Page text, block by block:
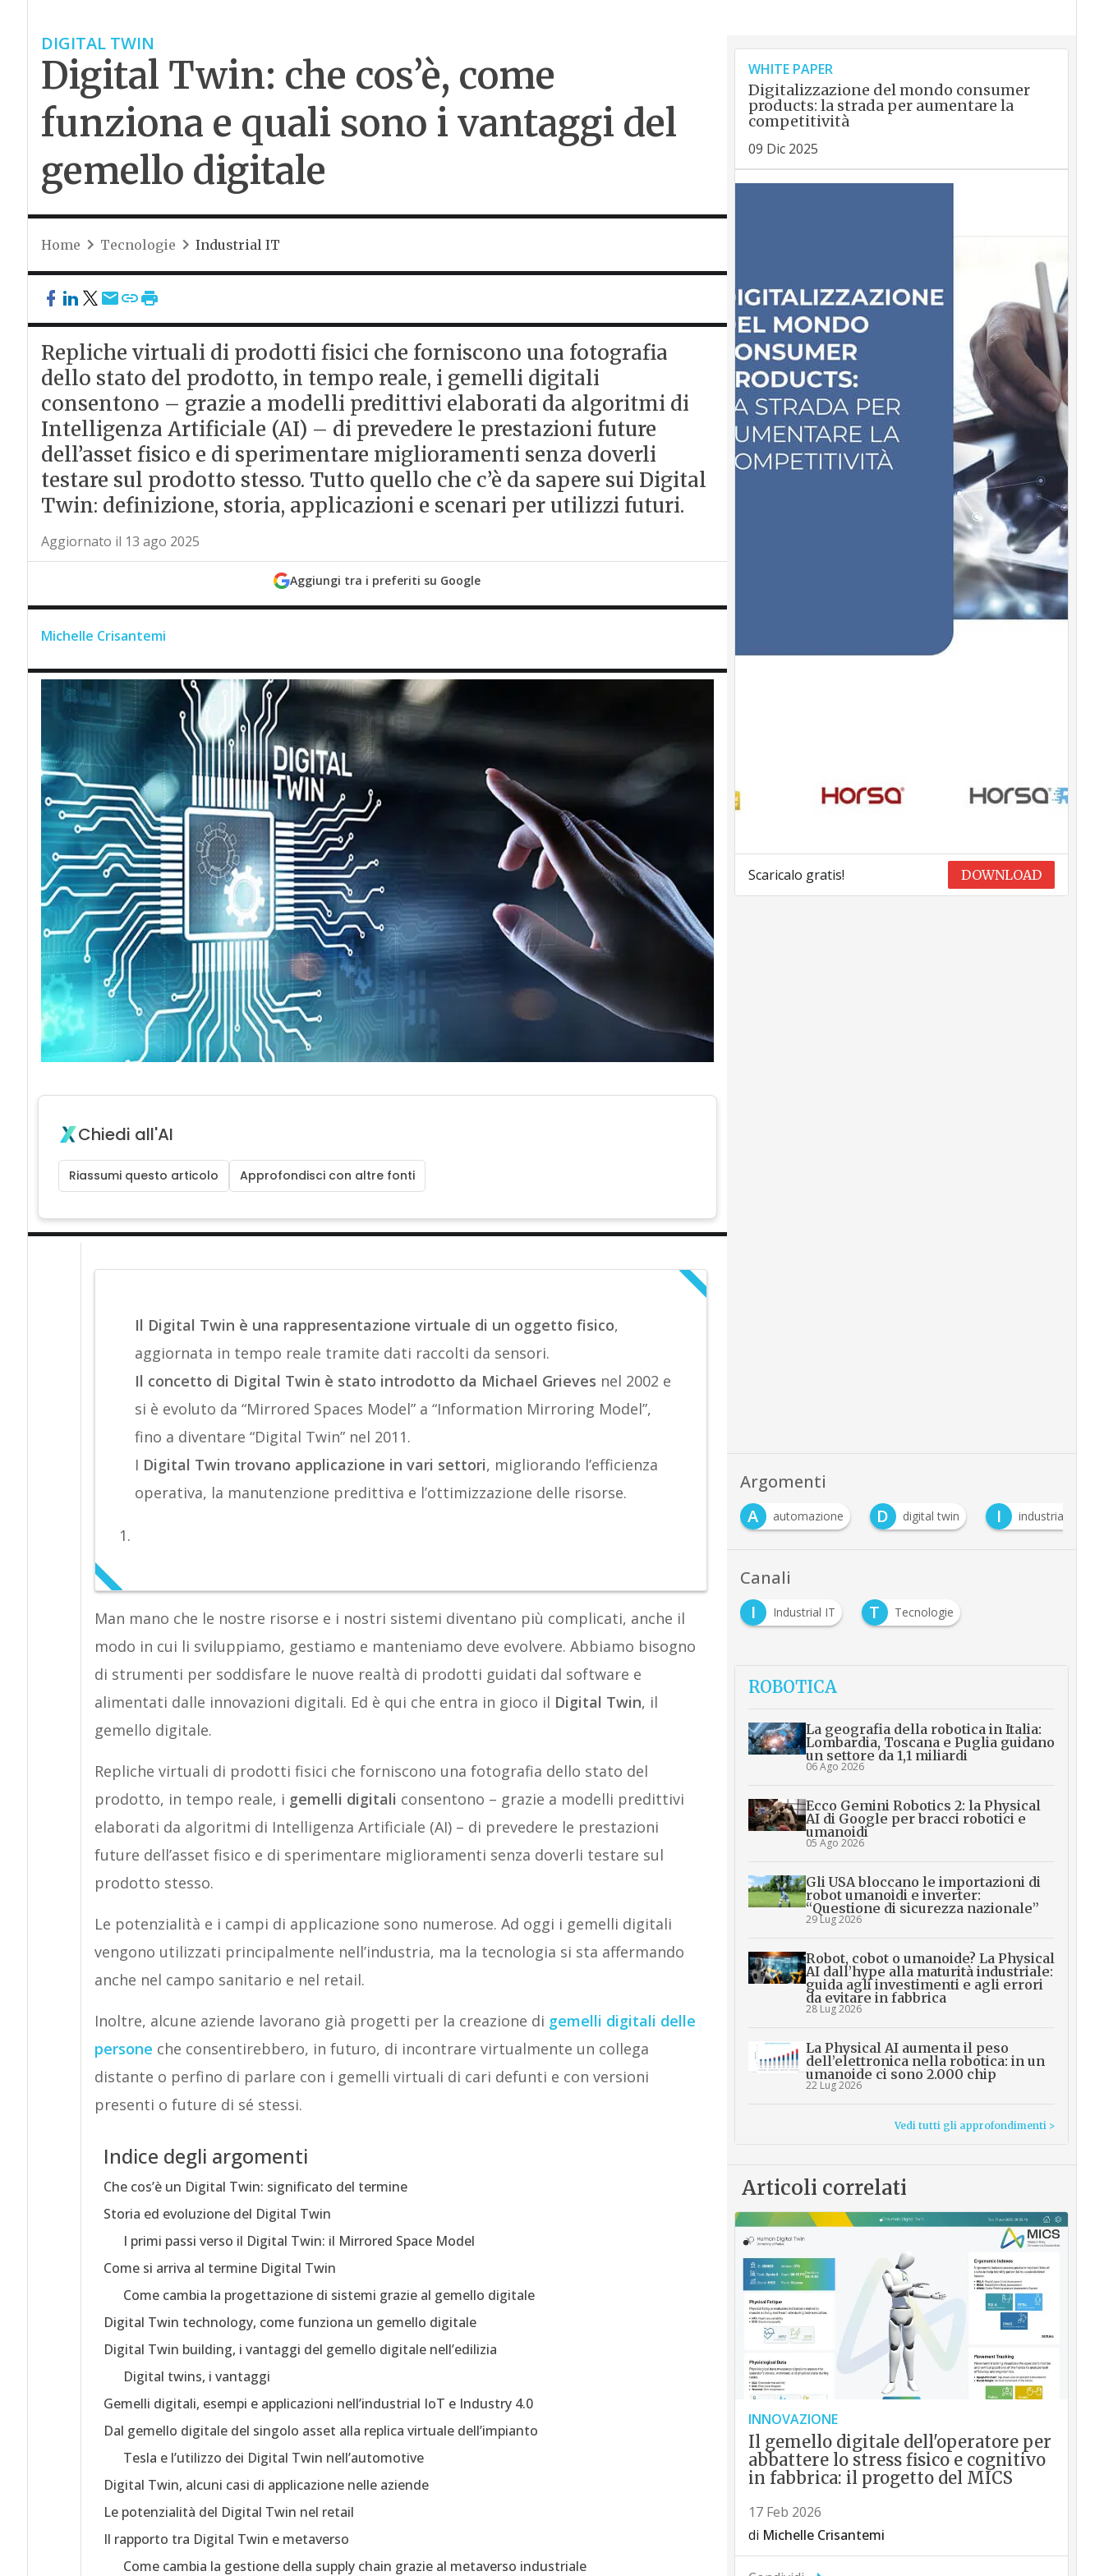
DIGITAL TWIN
Digital Twin: che cos’è, come
funziona e quali sono i vantaggi del
gemello digitale
Home Tecnologie Industrial IT
Repliche virtuali di prodotti fisici che forniscono una fotografia
dello stato del prodotto, in tempo reale, i gemelli digitali
consentono – grazie a modelli predittivi elaborati da algoritmi di
Intelligenza Artificiale (AI) – di prevedere le prestazioni future
dell’asset fisico e di sperimentare miglioramenti senza doverli
testare sul prodotto stesso. Tutto quello che c’è da sapere sui Digital
Twin: definizione, storia, applicazioni e scenari per utilizzi futuri.
Aggiornato il 13 ago 2025
Aggiungi tra i preferiti su Google
Michelle Crisantemi
Chiedi all'AI
Riassumi questo articolo Approfondisci con altre fonti
Il Digital Twin è una rappresentazione virtuale di un oggetto fisico,
aggiornata in tempo reale tramite dati raccolti da sensori.
Il concetto di Digital Twin è stato introdotto da Michael Grieves nel 2002 e
si è evoluto da “Mirrored Spaces Model” a “Information Mirroring Model”,
fino a diventare “Digital Twin” nel 2011.
I Digital Twin trovano applicazione in vari settori, migliorando l’efficienza
operativa, la manutenzione predittiva e l’ottimizzazione delle risorse.
Man mano che le nostre risorse e i nostri sistemi diventano più complicati, anche il
modo in cui li sviluppiamo, gestiamo e manteniamo deve evolvere. Abbiamo bisogno
di strumenti per soddisfare le nuove realtà di prodotti guidati dal software e
alimentati dalle innovazioni digitali. Ed è qui che entra in gioco il Digital Twin, il
gemello digitale.
Repliche virtuali di prodotti fisici che forniscono una fotografia dello stato del
prodotto, in tempo reale, i gemelli digitali consentono – grazie a modelli predittivi
elaborati da algoritmi di Intelligenza Artificiale (AI) – di prevedere le prestazioni
future dell’asset fisico e di sperimentare miglioramenti senza doverli testare sul
prodotto stesso.
Le potenzialità e i campi di applicazione sono numerose. Ad oggi i gemelli digitali
vengono utilizzati principalmente nell’industria, ma la tecnologia si sta affermando
anche nel campo sanitario e nel retail.
Inoltre, alcune aziende lavorano già progetti per la creazione di gemelli digitali delle
persone che consentirebbero, in futuro, di incontrare virtualmente un collega
distante o perfino di parlare con i gemelli virtuali di cari defunti e con versioni
presenti o future di sé stessi.
Indice degli argomenti
Che cos’è un Digital Twin: significato del termine
Storia ed evoluzione del Digital Twin
I primi passi verso il Digital Twin: il Mirrored Space Model
Come si arriva al termine Digital Twin
Come cambia la progettazione di sistemi grazie al gemello digitale
Digital Twin technology, come funziona un gemello digitale
Digital Twin building, i vantaggi del gemello digitale nell’edilizia
Digital twins, i vantaggi
Gemelli digitali, esempi e applicazioni nell’industrial IoT e Industry 4.0
Dal gemello digitale del singolo asset alla replica virtuale dell’impianto
Tesla e l’utilizzo dei Digital Twin nell’automotive
Digital Twin, alcuni casi di applicazione nelle aziende
Le potenzialità del Digital Twin nel retail
Il rapporto tra Digital Twin e metaverso
Come cambia la gestione della supply chain grazie al metaverso industriale
WHITE PAPER
Digitalizzazione del mondo consumer
products: la strada per aumentare la
competitività
09 Dic 2025
Scaricalo gratis! DOWNLOAD
Argomenti
A automazione D digital twin I industria 4.0
Canali
I
Industrial IT T Tecnologie
ROBOTICA
La geografia della robotica in Italia:
Lombardia, Toscana e Puglia guidano
un settore da 1,1 miliardi
06 Ago 2026
Ecco Gemini Robotics 2: la Physical
AI di Google per bracci robotici e
umanoidi
05 Ago 2026
Gli USA bloccano le importazioni di
robot umanoidi e inverter:
“Questione di sicurezza nazionale”
29 Lug 2026
Robot, cobot o umanoide? La Physical
AI dall’hype alla maturità industriale:
guida agli investimenti e agli errori
da evitare in fabbrica
28 Lug 2026
La Physical AI aumenta il peso
dell’elettronica nella robotica: in un
umanoide ci sono 2.000 chip
22 Lug 2026
Vedi tutti gli approfondimenti >
Articoli correlati
INNOVAZIONE
Il gemello digitale dell'operatore per
abbattere lo stress fisico e cognitivo
in fabbrica: il progetto del MICS
17 Feb 2026
di Michelle Crisantemi